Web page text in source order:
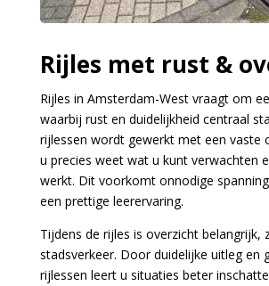
Rijles met rust &
Rijles in Amsterdam-West vraagt om
waarbij rust en duidelijkheid centraal
rijlessen wordt gewerkt met een vaste
u precies weet wat u kunt verwachten
werkt. Dit voorkomt onnodige
een prettige leerervaring.
Tijdens de rijles is overzicht belangrijk,
stadsverkeer. Door duidelijke uitleg en
rijlessen leert u situaties beter